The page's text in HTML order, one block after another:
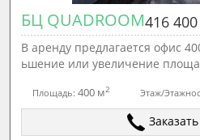
БЦ QUADROOM416
В аренду предлагается офис
ьшение или увеличение
Площадь: 400 м2 Этаж/